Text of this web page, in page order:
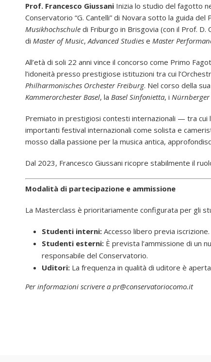
Prof. Francesco Giussani Inizia lo studio del fagotto
Conservatorio “G. Cantelli” di Novara sotto la guida
Musikhochschule di Friburgo in Brisgovia (con il Prof. D.
di Master of Music, Advanced Studies e Master
All’età di soli 22 anni vince il concorso come Primo
l’idoneità presso prestigiose istituzioni tra cui
Philharmonisches Orchester Freiburg. Nel corso della
Kammerorchester Basel, la Basel Sinfonietta, i
Premiato in prestigiosi contesti internazionali — tra cui
importanti festival internazionali come solista e
mosso dalla passione per la musica antica,
Dal 2023, Francesco Giussani ricopre stabilmente il
Modalità di partecipazione e ammissione
La Masterclass è prioritariamente configurata per gli
Studenti interni:Accesso libero previa iscrizione.
Studenti esterni:È prevista l’ammissione di un
responsabile del Conservatorio.
Uditori:La frequenza in qualità di uditore è
Per informazioni scrivere a pr@conservatoriocomo.it